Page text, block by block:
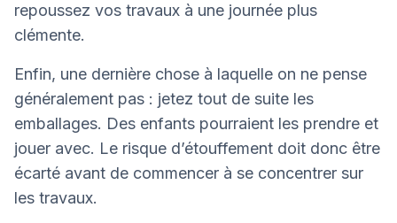
repoussez vos travaux à une journée plus
clémente.
Enfin, une dernière chose à laquelle on ne pense
généralement pas : jetez tout de suite les
emballages. Des enfants pourraient les prendre et
jouer avec. Le risque d’étouffement doit donc être
écarté avant de commencer à se concentrer sur
les travaux.